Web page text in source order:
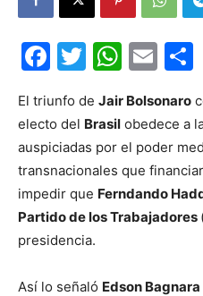
Facebook
Twitter
El triunfo de Jair Bolsonaro
electo del Brasil obedece a
auspiciadas por el poder
transnacionales que
impedir que Ferndando
Partido de los Trabajadores
presidencia.
Así lo señaló Edson Bagnara